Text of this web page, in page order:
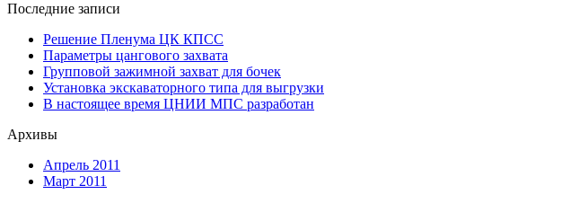
Последние записи
Решение Пленума ЦК КПСС
Параметры цангового захвата
Групповой зажимной захват для бочек
Установка экскаваторного типа для выгрузки
В настоящее время ЦНИИ МПС разработан
Архивы
Апрель 2011
Март 2011